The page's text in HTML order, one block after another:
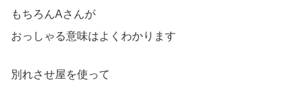
もちろんAさんが
おっしゃる意味はよくわかります
別れさせ屋を使って